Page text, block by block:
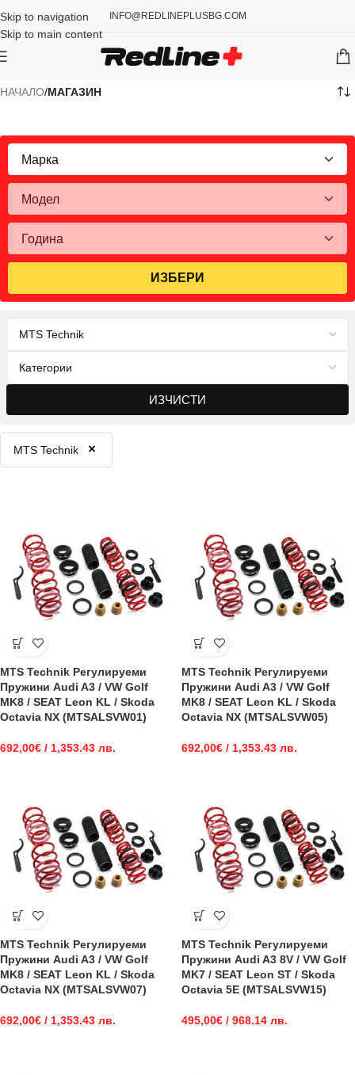
Skip to navigation
Skip to main content
INFO@REDLINEPLUSBG.COM
НАЧАЛО/МАГАЗИН
ИЗБЕРИ
ИЗЧИСТИ
MTS Technik ×
MTS Technik Регулируеми
Пружини Audi A3 / VW Golf
MK8 / SEAT Leon KL / Skoda
Octavia NX (MTSALSVW01)
692,00€ / 1,353.43 лв.
MTS Technik Регулируеми
Пружини Audi A3 / VW Golf
MK8 / SEAT Leon KL / Skoda
Octavia NX (MTSALSVW05)
692,00€ / 1,353.43 лв.
MTS Technik Регулируеми
Пружини Audi A3 / VW Golf
MK8 / SEAT Leon KL / Skoda
Octavia NX (MTSALSVW07)
692,00€ / 1,353.43 лв.
MTS Technik Регулируеми
Пружини Audi A3 8V / VW Golf
MK7 / SEAT Leon ST / Skoda
Octavia 5E (MTSALSVW15)
495,00€ / 968.14 лв.